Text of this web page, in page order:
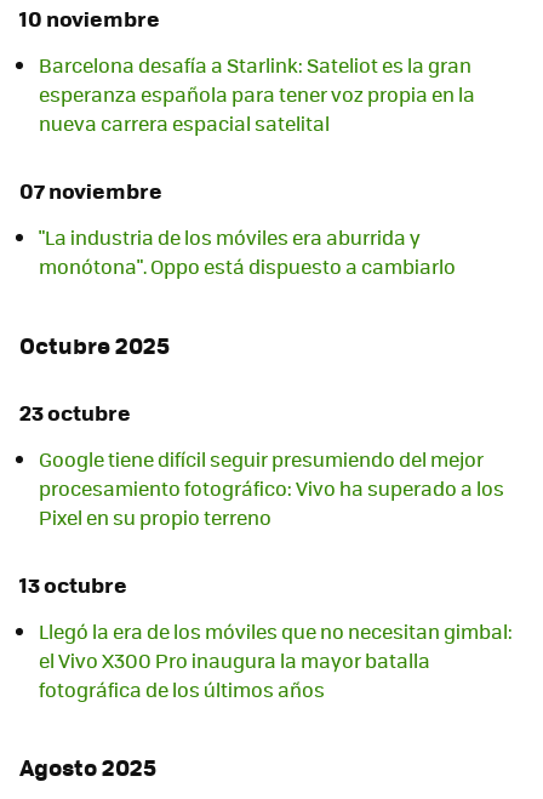
10 noviembre
Barcelona desafía a Starlink: Sateliot es la gran
esperanza española para tener voz propia en la
nueva carrera espacial satelital
07 noviembre
"La industria de los móviles era aburrida y
monótona". Oppo está dispuesto a cambiarlo
Octubre 2025
23 octubre
Google tiene difícil seguir presumiendo del mejor
procesamiento fotográfico: Vivo ha superado a los
Pixel en su propio terreno
13 octubre
Llegó la era de los móviles que no necesitan gimbal:
el Vivo X300 Pro inaugura la mayor batalla
fotográfica de los últimos años
Agosto 2025